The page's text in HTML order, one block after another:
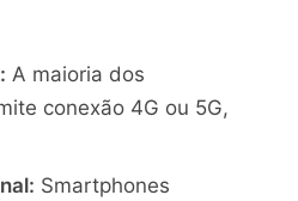
A maioria dos
conexão 4G ou 5G,
Smartphones